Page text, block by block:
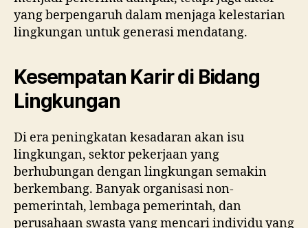
yang berpengaruh dalam menjaga kelestarian
lingkungan untuk generasi mendatang.
Kesempatan Karir di Bidang
Lingkungan
Di era peningkatan kesadaran akan isu
lingkungan, sektor pekerjaan yang
berhubungan dengan lingkungan semakin
berkembang. Banyak organisasi non-
pemerintah, lembaga pemerintah, dan
perusahaan swasta yang mencari individu yang